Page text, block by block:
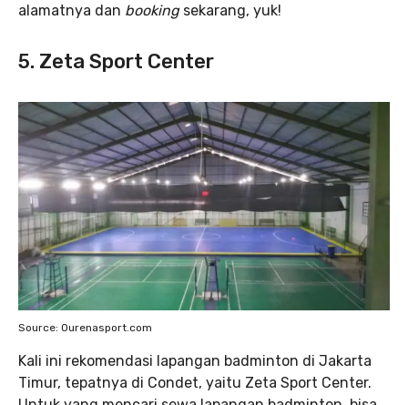
alamatnya dan booking sekarang, yuk!
5. Zeta Sport Center
Source: Ourenasport.com
Kali ini rekomendasi lapangan badminton di Jakarta
Timur, tepatnya di Condet, yaitu Zeta Sport Center.